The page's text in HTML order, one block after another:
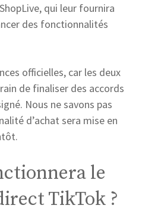
qui leur fournira
des fonctionnalités
officielles, car les deux
de finaliser des accords
Nous ne savons pas
d’achat sera mise en
le
TikTok ?